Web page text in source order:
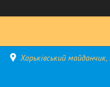
Харьківський